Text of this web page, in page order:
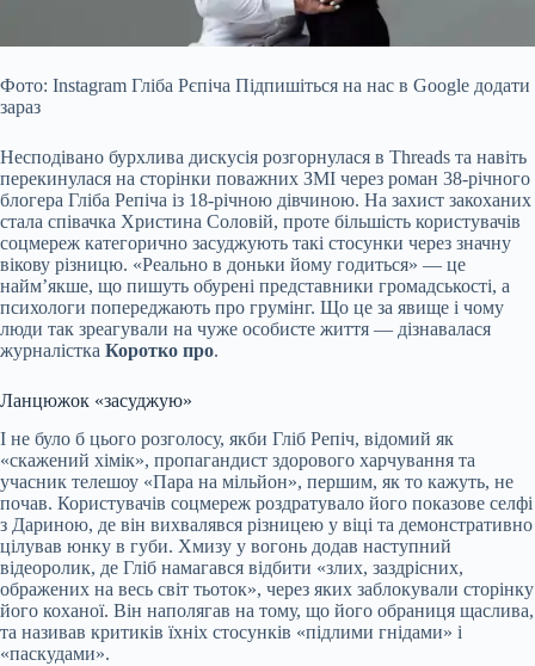
Фото: Instagram Гліба Рєпіча Підпишіться на нас в Google додати
зараз
Несподівано бурхлива дискусія розгорнулася в Threads та навіть
перекинулася на сторінки поважних ЗМІ через роман 38-річного
блогера Гліба Репіча із 18-річною дівчиною. На захист закоханих
стала співачка Христина Соловій, проте більшість користувачів
соцмереж категорично засуджують такі стосунки через значну
вікову різницю. «Реально в доньки йому годиться» — це
найм’якше, що пишуть обурені представники громадськості, а
психологи попереджають про грумінг. Що це за явище і чому
люди так зреагували на чуже особисте життя — дізнавалася
журналістка Коротко про.
Ланцюжок «засуджую»
І не було б цього розголосу, якби Гліб Репіч, відомий як
«скажений хімік», пропагандист здорового харчування та
учасник телешоу «Пара на мільйон», першим, як то кажуть, не
почав. Користувачів соцмереж роздратувало його показове селфі
з Дариною, де він вихвалявся різницею у віці та демонстративно
цілував юнку в губи. Хмизу у вогонь додав наступний
відеоролик, де Гліб намагався відбити «злих, заздрісних,
ображених на весь світ тьоток», через яких заблокували сторінку
його коханої. Він наполягав на тому, що його обраниця щаслива,
та називав критиків їхніх стосунків «підлими гнідами» і
«паскудами».